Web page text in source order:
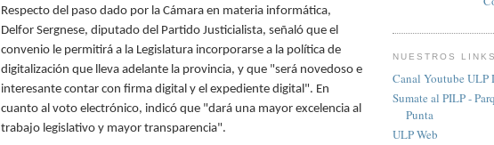
Respecto del paso dado por la Cámara en materia informática,
Delfor Sergnese, diputado del Partido Justicialista, señaló que el
convenio le permitirá a la Legislatura incorporarse a la política de
digitalización que lleva adelante la provincia, y que "será novedoso e
interesante contar con firma digital y el expediente digital". En
cuanto al voto electrónico, indicó que "dará una mayor excelencia al
trabajo legislativo y mayor transparencia".
NUESTROS LINKS
Canal Youtube ULP
Sumate al PILP -
Punta
ULP Web